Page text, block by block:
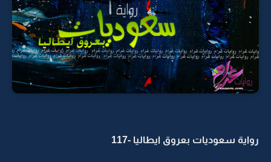
رواية سعوديات بعروق ايطاليا -117